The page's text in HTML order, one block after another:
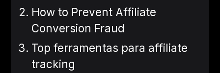
How to Prevent Affiliate
Conversion Fraud
Top ferramentas para affiliate
tracking